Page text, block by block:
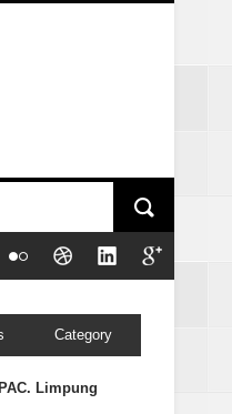
Category
Limpung